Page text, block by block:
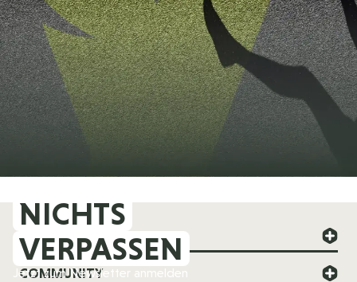
NICHTS
VERPASSEN
Jetzt zum Newsletter anmelden
FOREVER YOUNG
COMMUNITY